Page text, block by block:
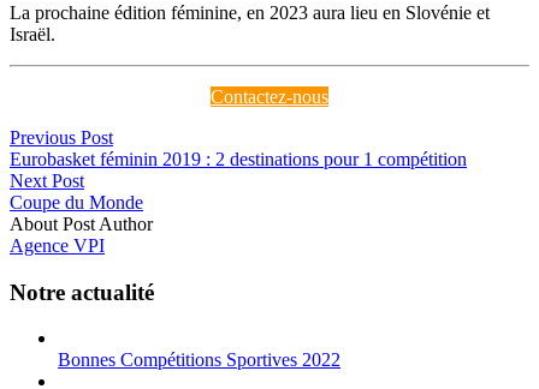
La prochaine édition féminine, en 2023 aura lieu en Slovénie et
Israël.
Contactez-nous
Previous Post
Eurobasket féminin 2019 : 2 destinations pour 1 compétition
Next Post
Coupe du Monde
About Post Author
Agence VPI
Notre actualité
Bonnes Compétitions Sportives 2022